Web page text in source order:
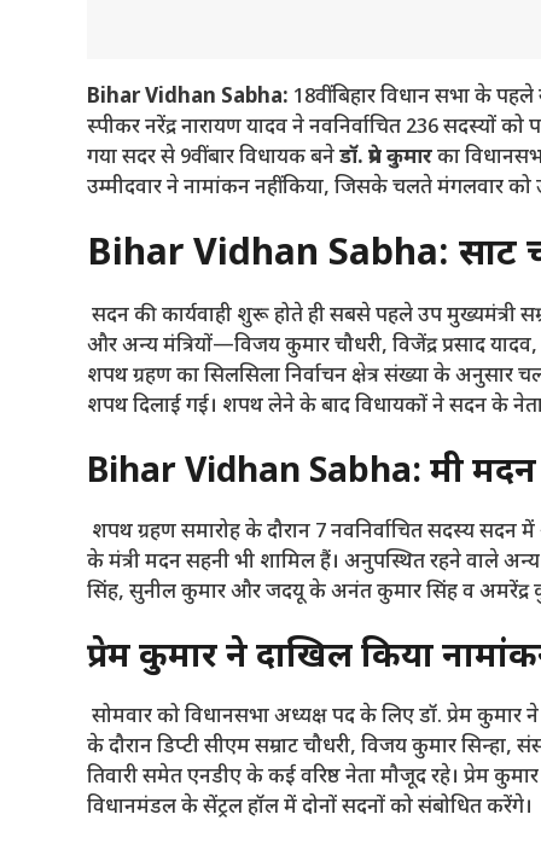
Bihar Vidhan Sabha: 18वीं बिहार विधान सभा के
स्पीकर नरेंद्र नारायण यादव ने नवनिर्वाचित 236 सदस्यों
गया सदर से 9वीं बार विधायक बनेडॉ. प्रेम कुमारका
उम्मीदवार ने नामांकन नहीं किया, जिसके चलते मंगलवार को
Bihar Vidhan Sabha:
सदन की कार्यवाही शुरू होते ही सबसे पहले उप मुख्यमंत्री
और अन्य मंत्रियों—विजय कुमार चौधरी, विजेंद्र प्रसाद यादव,
शपथ ग्रहण का सिलसिला निर्वाचन क्षेत्र संख्या के अनुसार
शपथ दिलाई गई। शपथ लेने के बाद विधायकों ने सदन के
Bihar Vidhan Sabha: मंत्री
शपथ ग्रहण समारोह के दौरान 7 नवनिर्वाचित सदस्य सदन
के मंत्री मदन सहनी भी शामिल हैं। अनुपस्थित रहने वाले
सिंह, सुनील कुमार और जदयू के अनंत कुमार सिंह व अमरेंद्र
प्रेम कुमार ने दाखिल किया
सोमवार को विधानसभा अध्यक्ष पद के लिए डॉ. प्रेम कुमार
के दौरान डिप्टी सीएम सम्राट चौधरी, विजय कुमार सिन्हा,
तिवारी समेत एनडीए के कई वरिष्ठ नेता मौजूद रहे। प्रेम
विधानमंडल के सेंट्रल हॉल में दोनों सदनों को संबोधित करेंगे।